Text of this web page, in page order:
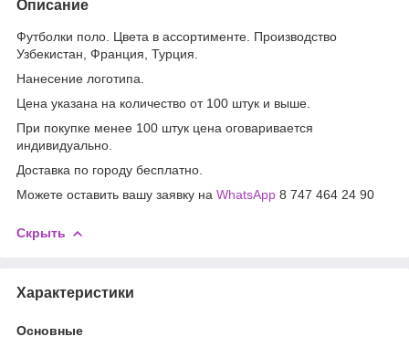
Описание
Футболки поло. Цвета в ассортименте. Производство
Узбекистан, Франция, Турция.
Нанесение логотипа.
Цена указана на количество от 100 штук и выше.
При покупке менее 100 штук цена оговаривается
индивидуально.
Доставка по городу бесплатно.
Можете оставить вашу заявку на WhatsApp 8 747 464 24 90
Скрыть
Характеристики
Основные